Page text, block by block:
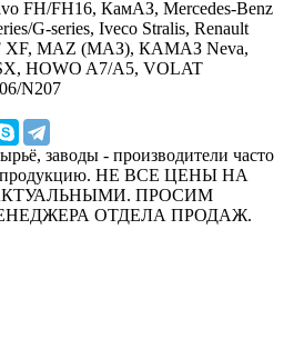
FH/FH16, КамАЗ, Mercedes-Benz
G-series, Iveco Stralis, Renault
XF, MAZ (МАЗ), КАМАЗ Neva,
HOWO A7/A5, VOLAT
N207
заводы - производители часто
продукцию. НЕ ВСЕ ЦЕНЫ НА
ПРОСИМ
ОТДЕЛА ПРОДАЖ.